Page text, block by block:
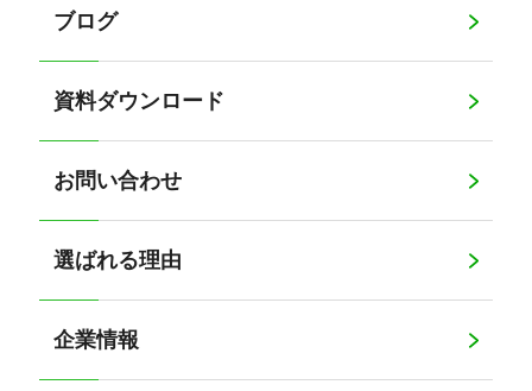
ブログ
資料ダウンロード
お問い合わせ
選ばれる理由
企業情報